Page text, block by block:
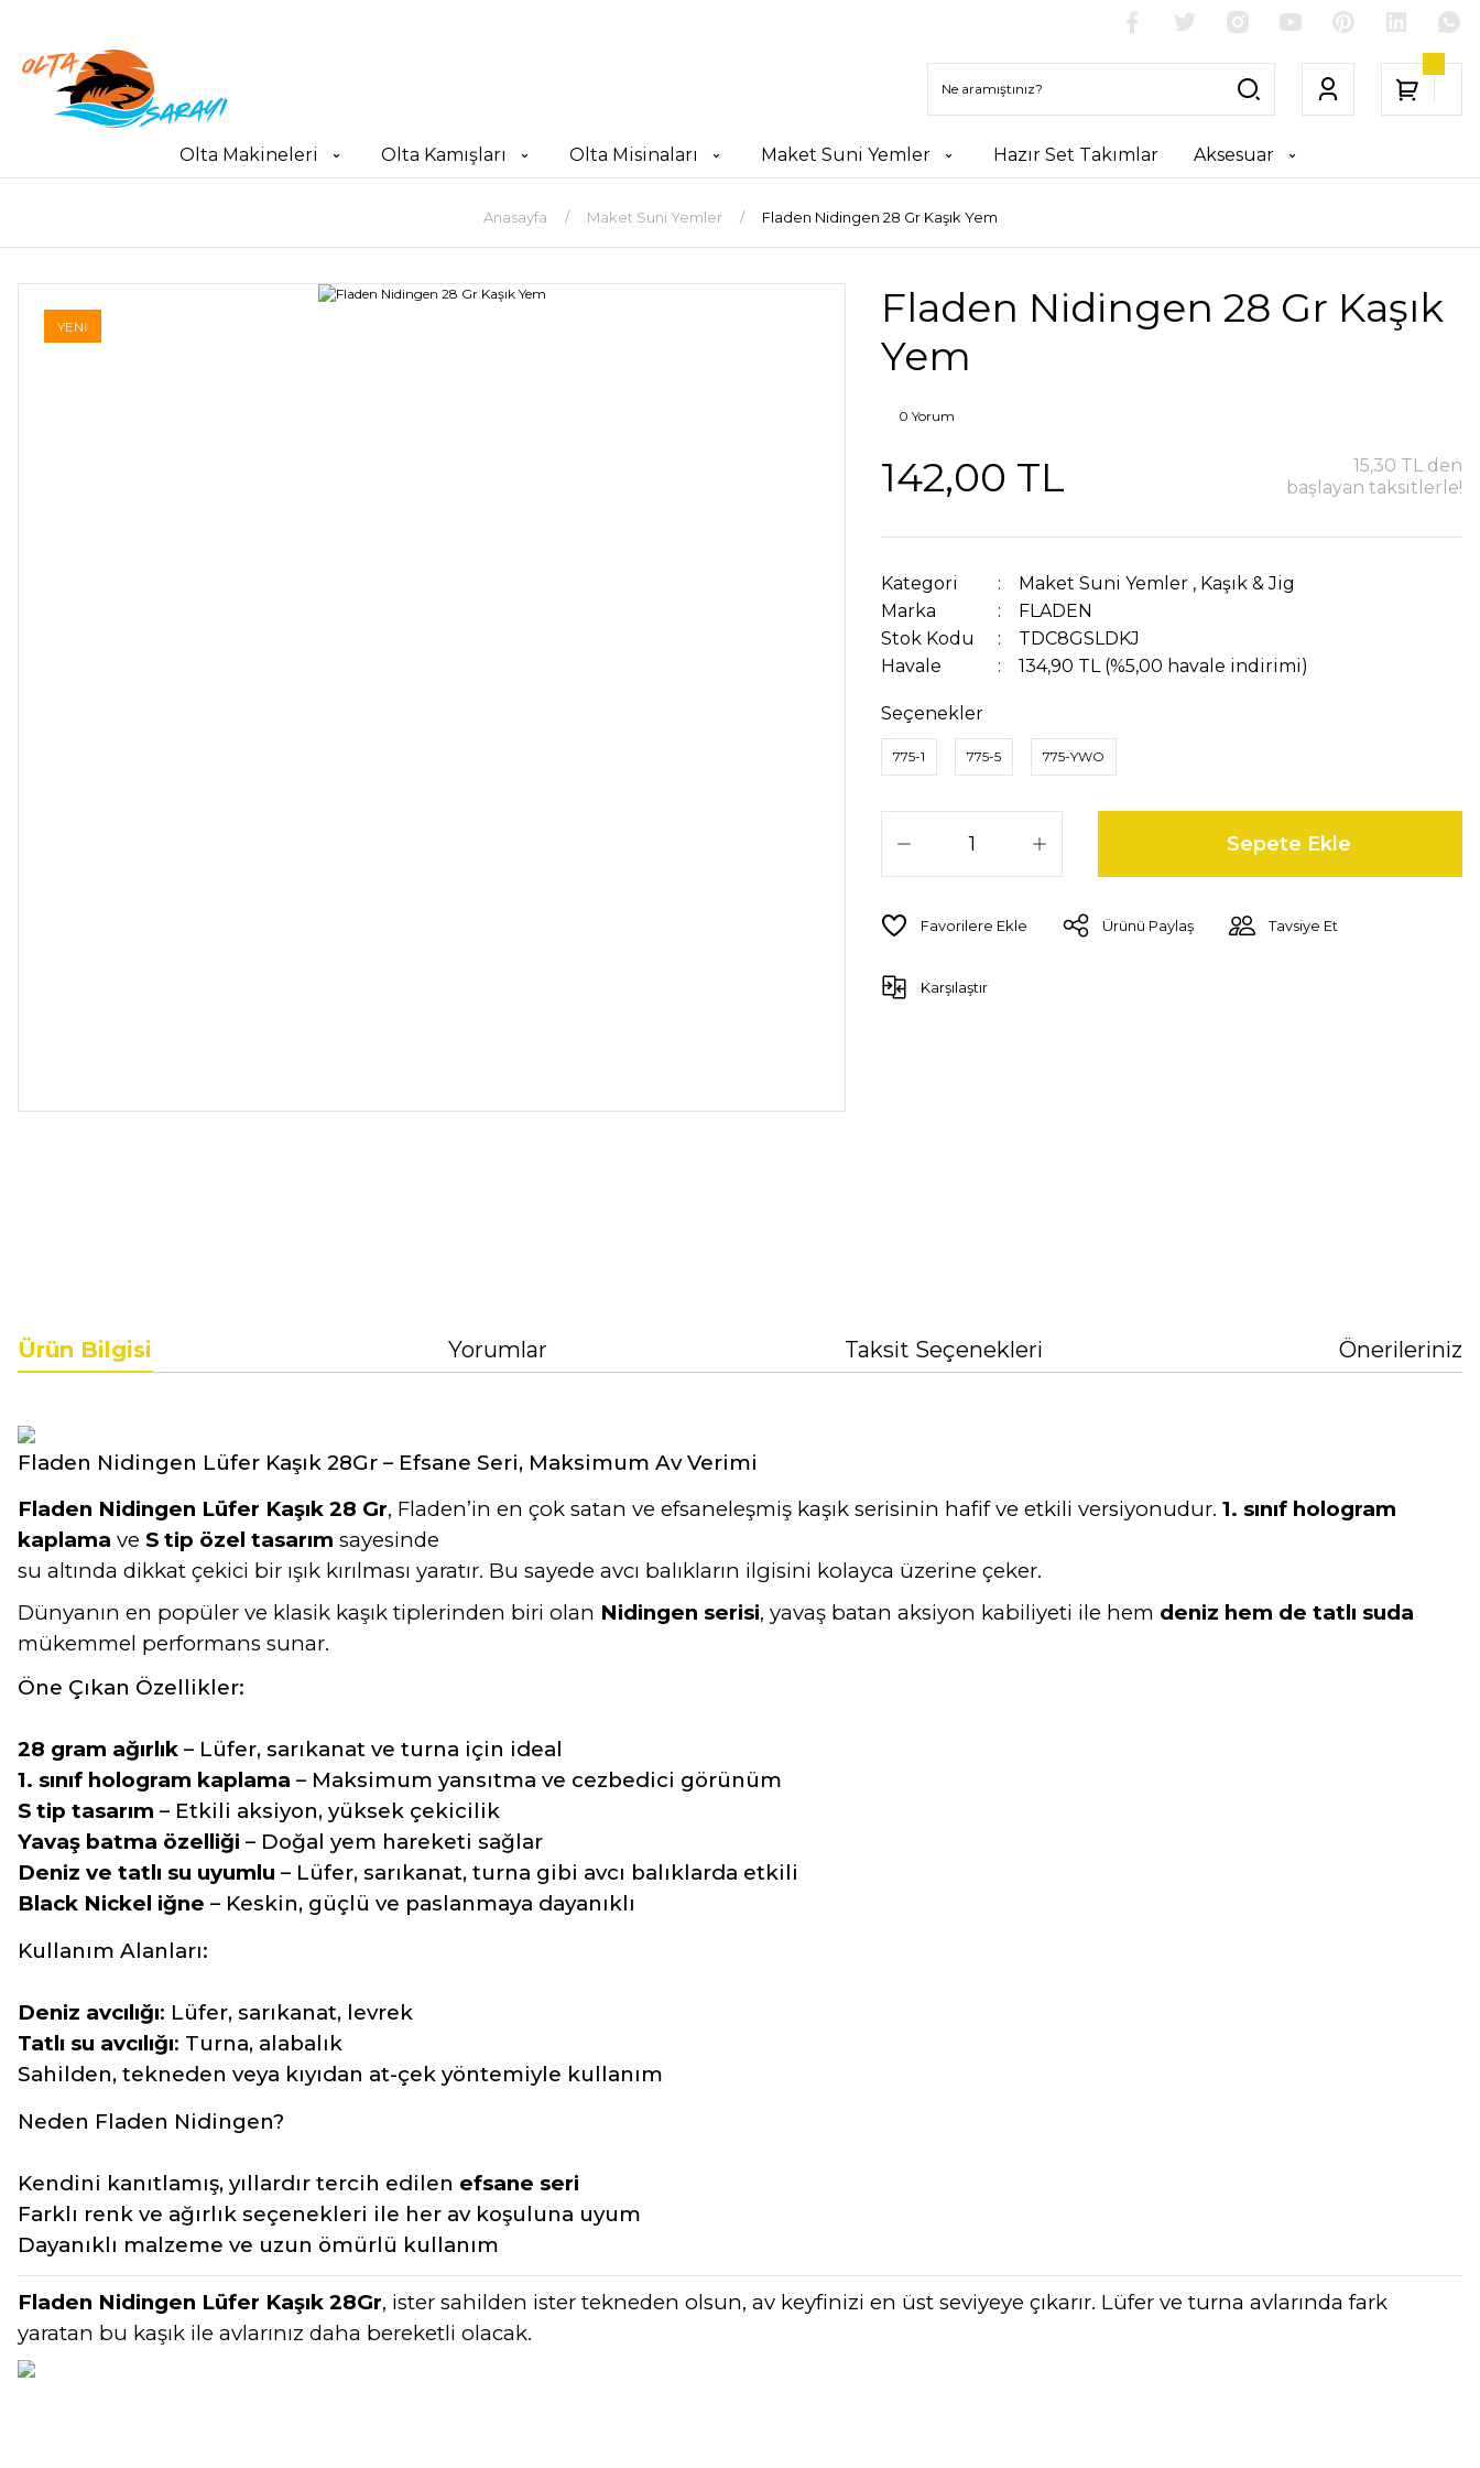
Olta Makineleri Olta Kamışları Olta Misinaları Maket Suni Yemler Hazır Set Takımlar Aksesuar
Anasayfa Maket Suni Yemler Fladen Nidingen 28 Gr Kaşık Yem
YENİ
Fladen Nidingen 28 Gr Kaşık
Yem
0 Yorum
142,00 TL
15,30 TL den
başlayan taksitlerle!
Kategori Maket Suni Yemler , Kaşık & Jig
Marka
FLADEN
Stok Kodu
TDC8GSLDKJ
Havale
134,90 TL (%5,00 havale indirimi)
Seçenekler
775-1 775-5 775-YWO
Sepete Ekle
Ürünü Paylaş Tavsiye Et
Karşılaştır
Ürün Bilgisi Yorumlar Taksit Seçenekleri Önerileriniz
Fladen Nidingen Lüfer Kaşık 28Gr – Efsane Seri, Maksimum Av Verimi
Fladen Nidingen Lüfer Kaşık 28 Gr, Fladen’in en çok satan ve efsaneleşmiş kaşık serisinin hafif ve etkili versiyonudur. 1. sınıf hologram
kaplama ve S tip özel tasarım sayesinde
su altında dikkat çekici bir ışık kırılması yaratır. Bu sayede avcı balıkların ilgisini kolayca üzerine çeker.
Dünyanın en popüler ve klasik kaşık tiplerinden biri olan Nidingen serisi, yavaş batan aksiyon kabiliyeti ile hem deniz hem de tatlı suda
mükemmel performans sunar.
Öne Çıkan Özellikler:
28 gram ağırlık – Lüfer, sarıkanat ve turna için ideal
1. sınıf hologram kaplama – Maksimum yansıtma ve cezbedici görünüm
S tip tasarım – Etkili aksiyon, yüksek çekicilik
Yavaş batma özelliği – Doğal yem hareketi sağlar
Deniz ve tatlı su uyumlu – Lüfer, sarıkanat, turna gibi avcı balıklarda etkili
Black Nickel iğne – Keskin, güçlü ve paslanmaya dayanıklı
Kullanım Alanları:
Deniz avcılığı: Lüfer, sarıkanat, levrek
Tatlı su avcılığı: Turna, alabalık
Sahilden, tekneden veya kıyıdan at-çek yöntemiyle kullanım
Neden Fladen Nidingen?
Kendini kanıtlamış, yıllardır tercih edilen efsane seri
Farklı renk ve ağırlık seçenekleri ile her av koşuluna uyum
Dayanıklı malzeme ve uzun ömürlü kullanım
Fladen Nidingen Lüfer Kaşık 28Gr, ister sahilden ister tekneden olsun, av keyfinizi en üst seviyeye çıkarır. Lüfer ve turna avlarında fark
yaratan bu kaşık ile avlarınız daha bereketli olacak.